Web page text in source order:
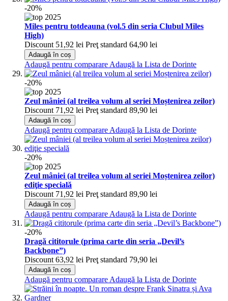
-20%
Miles pentru totdeauna (vol.5 din seria Clubul Miles
High)
Discount 51,92 lei Preţ standard 64,90 lei
Adaugă în coș
Adaugă pentru comparare Adaugă la Lista de Dorinte
-20%
Zeul mâniei (al treilea volum al seriei Moștenirea zeilor)
Discount 71,92 lei Preţ standard 89,90 lei
Adaugă în coș
Adaugă pentru comparare Adaugă la Lista de Dorinte
-20%
Zeul mâniei (al treilea volum al seriei Moștenirea zeilor)
ediţie specială
Discount 71,92 lei Preţ standard 89,90 lei
Adaugă în coș
Adaugă pentru comparare Adaugă la Lista de Dorinte
-20%
Dragă cititorule (prima carte din seria „Devil’s
Backbone”)
Discount 63,92 lei Preţ standard 79,90 lei
Adaugă în coș
Adaugă pentru comparare Adaugă la Lista de Dorinte